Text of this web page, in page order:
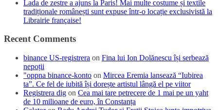
Lada de zestre a ajuns la Paris! Mai multe costume și textile
tradiționale românești sunt expuse într-o locație exclusivistă la
Librairie française!
Recent Comments
binance US-registrera on Fina lui Ion Dolănescu își serbează
nepoții
"oppna binance-konto on Mircea Eremia lansează “Iubirea
ta”. Ce fel de iubită își dorește artistul lângă el pe viitor
Registrera dig on Cea mai tare petrecere de 1 mai pe un yaht
de 10 milioane de euro, în Constanța